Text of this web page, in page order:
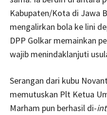
Kabupaten/Kota di Jawa
mengalirkan bola ke lini
DPP Golkar memainkan
wajib menindaklanjuti
Serangan dari kubu
memutuskan Plt Ketua
Marham pun berhasil di-